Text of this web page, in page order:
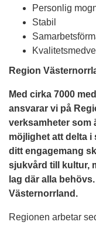
Personlig
Stabil
Region
Med cirka 7000
ansvarar vi på
verksamheter som
möjlighet att delta i
ditt engagemang
sjukvård till kultur,
lag där alla
Västernorrland.
Regionen arbetar